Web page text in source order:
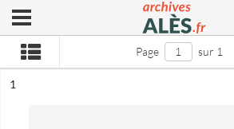
Archives municipales d'Alès
Ouvrir le menu déroulant
Page sur 1
n°
1